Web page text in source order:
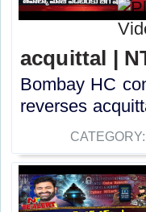
acquittal |
Bombay HC
reverses
CATEGORY: